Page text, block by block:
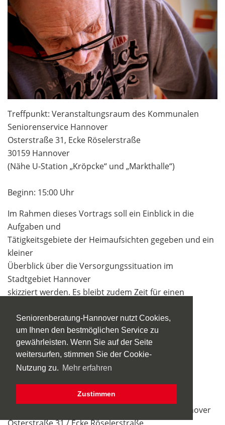
Seniorenberatung-Hannover nutzt Cookies,
um Ihnen den bestmöglichen Service zu
gewährleisten. Wenn Sie auf der Seite
weitersurfen, stimmen Sie der Cookie-
Nutzung zu. Mehr erfahren
Zustimmen
Treffpunkt: Veranstaltungsraum des Kommunalen
Seniorenservice Hannover
Osterstraße 31, Ecke Röselerstraße
30159 Hannover
(Nähe U-Station „Kröpcke“ und „Markthalle“)
Beginn: 15:00 Uhr
Im Rahmen dieses Vortrags soll ein Einblick in die
Aufgaben und
Tätigkeitsgebiete der Heimaufsichten gegeben und ein
kleiner
Überblick über die Versorgungssituation im
Stadtgebiet Hannover
skizziert werden. Es bleibt zudem Zeit für einen
aktuellen Herausforderungen in der Altenpflege.
Referent: Nils Ole Berg
Anmeldung: ist nicht erforderlich.
Der Eintritt ist frei.
Veranstalter: Kommunaler Seniorenservice Hannover